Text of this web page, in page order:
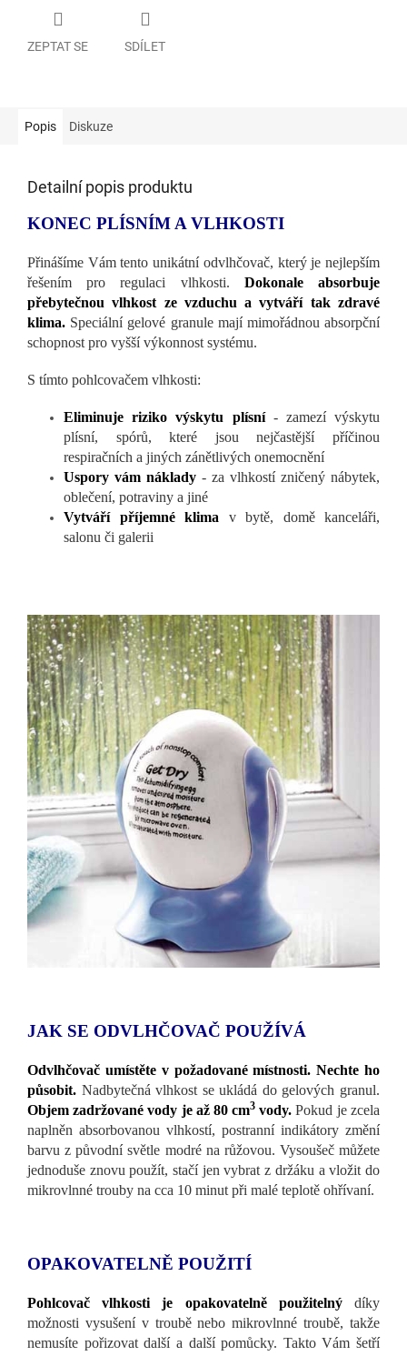
ZEPTAT SE SDÍLET
Popis Diskuze
Detailní popis produktu
KONEC PLÍSNÍM A VLHKOSTI
Přinášíme Vám tento unikátní odvlhčovač, který je nejlepším
řešením pro regulaci vlhkosti. Dokonale absorbuje
přebytečnou vlhkost ze vzduchu a vytváří tak zdravé
klima. Speciální gelové granule mají mimořádnou absorpční
schopnost pro vyšší výkonnost systému.
S tímto pohlcovačem vlhkosti:
Eliminuje riziko výskytu plísní - zamezí výskytu
plísní, spórů, které jsou nejčastější příčinou
respiračních a jiných zánětlivých onemocnění
Uspory vám náklady - za vlhkostí zničený nábytek,
oblečení, potraviny a jiné
Vytváří příjemné klima
v bytě, domě kanceláři,
salonu či galerii
JAK SE ODVLHČOVAČ POUŽÍVÁ
Odvlhčovač umístěte v požadované místnosti. Nechte ho
působit. Nadbytečná vlhkost se ukládá do gelových granul.
Objem zadržované vody je až 80 cm3 vody. Pokud je zcela
naplněn absorbovanou vlhkostí, postranní indikátory změní
barvu z původní světle modré na růžovou. Vysoušeč můžete
jednoduše znovu použít, stačí jen vybrat z držáku a vložit do
mikrovlnné trouby na cca 10 minut při malé teplotě ohřívaní.
OPAKOVATELNĚ POUŽITÍ
Pohlcovač vlhkosti je opakovatelně použitelnýdíky
možnosti vysušení v troubě nebo mikrovlnné troubě, takže
nemusíte pořizovat další a další pomůcky. Takto Vám šetří